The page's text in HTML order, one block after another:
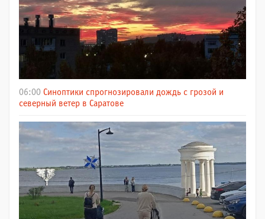
06:00 Синоптики спрогнозировали дождь с грозой и
северный ветер в Саратове